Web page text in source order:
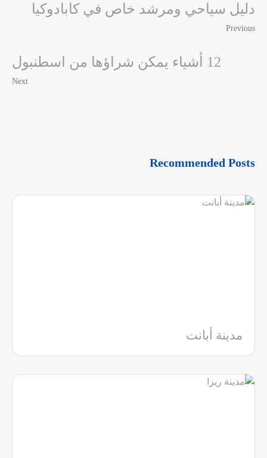
دليل سياحي ومرشد خاص في كابادوكيا
Previous
12 أشياء يمكن شراؤها من اسطنبول
Next
Recommended Posts
مدينة أبانت